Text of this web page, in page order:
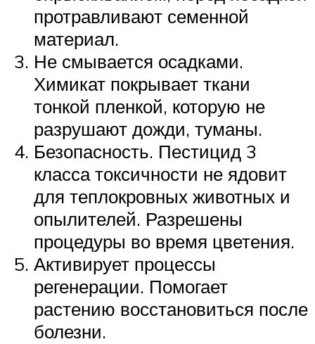
протравливают семенной
материал.
Не смывается осадками.
Химикат покрывает ткани
тонкой пленкой, которую не
разрушают дожди, туманы.
Безопасность. Пестицид 3
класса токсичности не ядовит
для теплокровных животных и
опылителей. Разрешены
процедуры во время цветения.
Активирует процессы
регенерации. Помогает
растению восстановиться после
болезни.